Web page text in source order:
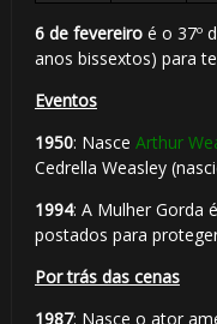
6 de fevereiroé o 37º
anos bissextos) para
Eventos
1950: Nasce Arthur
Cedrella Weasley
1994: A Mulher Gorda
postados para
Por trás das cenas
1987: Nasce o ator